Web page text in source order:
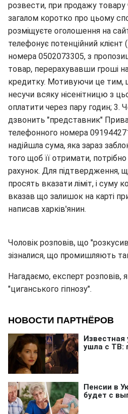
розвести, при продажу товару
загалом коротко про цьому
розміщуєте оголошення на
телефонує потенційний
номера 0502073305, з
товар, перерахувавши гроші
кредитку. Мотивуючи це тим,
несучи всяку нісенітницю з
оплатити через пару годин; 3.
дзвонить "представник"
телефонного номера
надійшла сума, яка зараз
того щоб її отримати,
рахунок. Для підтвердження,
просять вказати ліміт, і суму
вказав що залишок на карті
написав харків'янин.
Чоловік розповів, що
зізналися, що промишляють
Нагадаємо, експерт розповів,
"циганського гіпнозу".